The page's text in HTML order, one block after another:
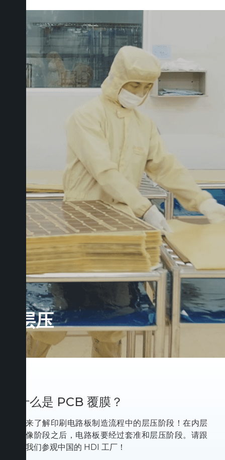
层压
什么是 PCB 覆膜？
快来了解印刷电路板制造流程中的层压阶段！在内层
成像阶段之后，电路板要经过套准和层压阶段。请跟
随我们参观中国的 HDI 工厂！